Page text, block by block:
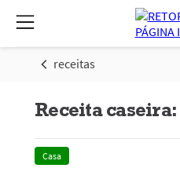
receitas
Receita
Casa